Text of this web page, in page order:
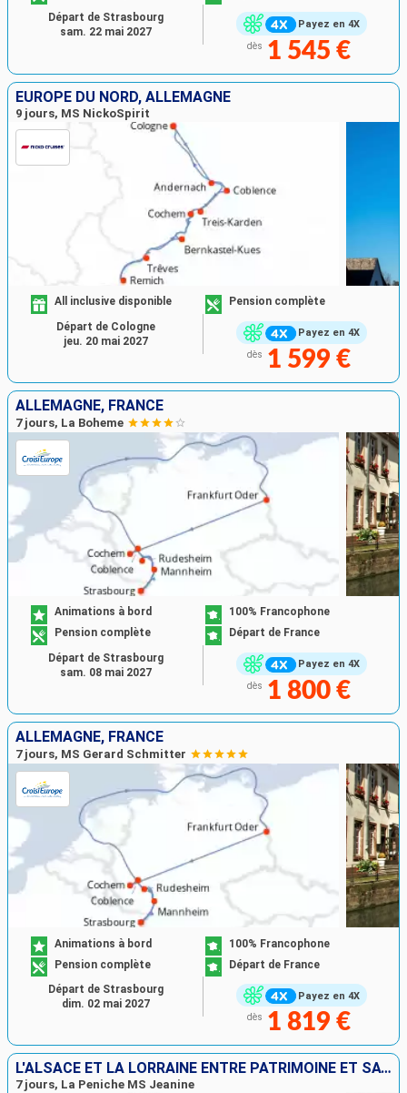
Payez en 4X
dès 1 545 €
Départ de Strasbourg
sam. 22 mai 2027
EUROPE DU NORD, ALLEMAGNE
9 jours, MS NickoSpirit
Payez en 4X
All inclusive disponible Pension complète
dès 1 599 €
Départ de Cologne
jeu. 20 mai 2027
ALLEMAGNE, FRANCE
7 jours, La Boheme
Payez en 4X
Animations à bord
100% Francophone
Pension complète
Départ de France
dès 1 800 €
Départ de Strasbourg
sam. 08 mai 2027
ALLEMAGNE, FRANCE
7 jours, MS Gerard Schmitter
Payez en 4X
Animations à bord
100% Francophone
Pension complète
Départ de France
dès 1 819 €
Départ de Strasbourg
dim. 02 mai 2027
L'ALSACE ET LA LORRAINE ENTRE PATRIMOINE ET SAVOIR-FAIRE, CROISIÈRE DE CHARME SUR LE CANAL DE LA MARNE AU RHIN (FORMULE PORT-PORT)
7 jours, La Peniche MS Jeanine